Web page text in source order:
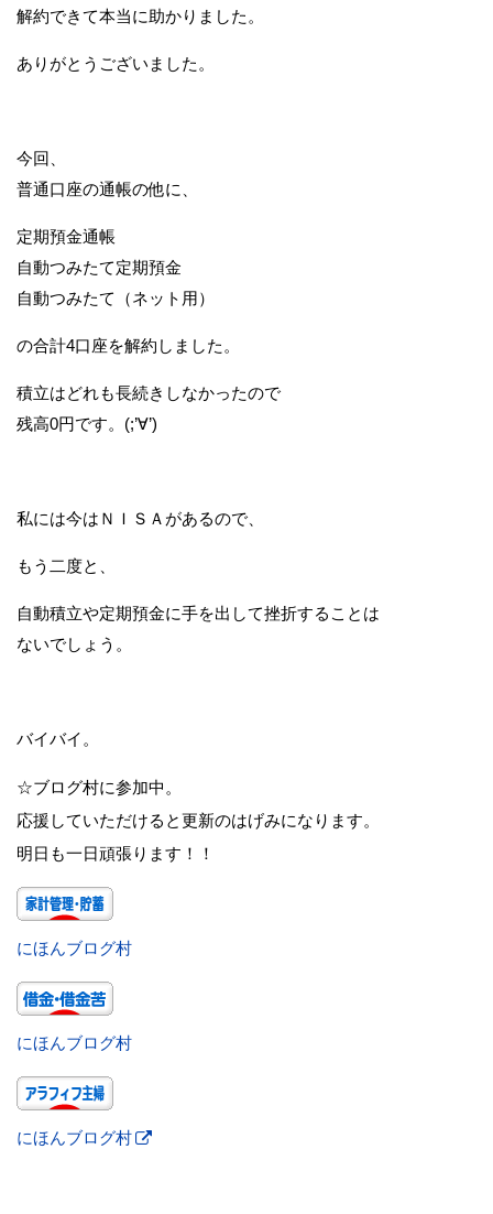
解約できて本当に助かりました。
ありがとうございました。
今回、
普通口座の通帳の他に、
定期預金通帳
自動つみたて定期預金
自動つみたて（ネット用）
の合計4口座を解約しました。
積立はどれも長続きしなかったので
残高0円です。(;’∀’)
私には今はＮＩＳＡがあるので、
もう二度と、
自動積立や定期預金に手を出して挫折することは
ないでしょう。
バイバイ。
☆ブログ村に参加中。
応援していただけると更新のはげみになります。
明日も一日頑張ります！！
にほんブログ村
にほんブログ村
にほんブログ村